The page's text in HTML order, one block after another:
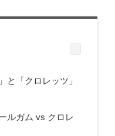
と「クロレッツ」
ルガム vs クロレ